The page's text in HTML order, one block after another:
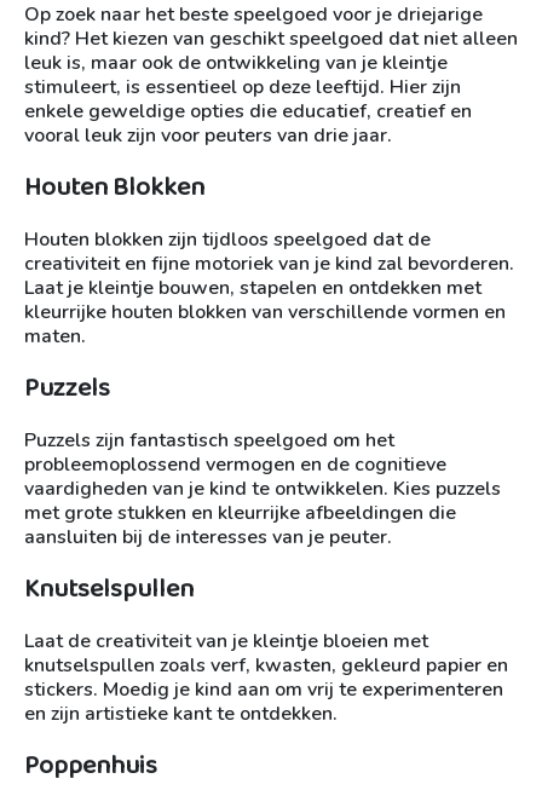
Op zoek naar het beste speelgoed voor je driejarige
kind? Het kiezen van geschikt speelgoed dat niet alleen
leuk is, maar ook de ontwikkeling van je kleintje
stimuleert, is essentieel op deze leeftijd. Hier zijn
enkele geweldige opties die educatief, creatief en
vooral leuk zijn voor peuters van drie jaar.
Houten Blokken
Houten blokken zijn tijdloos speelgoed dat de
creativiteit en fijne motoriek van je kind zal bevorderen.
Laat je kleintje bouwen, stapelen en ontdekken met
kleurrijke houten blokken van verschillende vormen en
maten.
Puzzels
Puzzels zijn fantastisch speelgoed om het
probleemoplossend vermogen en de cognitieve
vaardigheden van je kind te ontwikkelen. Kies puzzels
met grote stukken en kleurrijke afbeeldingen die
aansluiten bij de interesses van je peuter.
Knutselspullen
Laat de creativiteit van je kleintje bloeien met
knutselspullen zoals verf, kwasten, gekleurd papier en
stickers. Moedig je kind aan om vrij te experimenteren
en zijn artistieke kant te ontdekken.
Poppenhuis